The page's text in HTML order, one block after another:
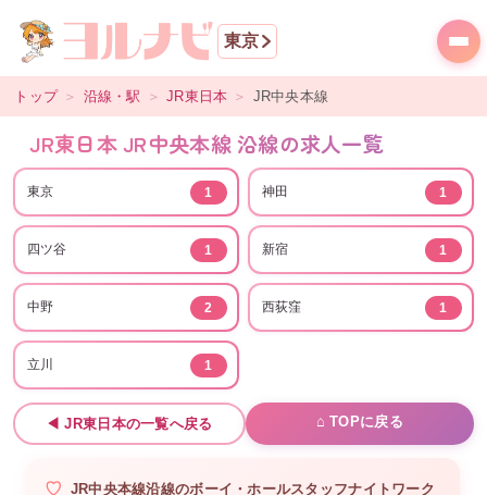
東京
トップ ＞ 沿線・駅 ＞ JR東日本 ＞ JR中央本線
JR東日本 JR中央本線 沿線の求人一覧
東京 1 神田 1
四ツ谷 1 新宿 1
中野 2 西荻窪 1
立川 1
◀JR東日本の一覧へ戻る ⌂ TOPに戻る
JR中央本線沿線のボーイ・ホールスタッフナイトワーク